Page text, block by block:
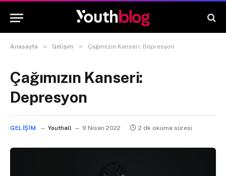
Anasayfa » Gelişim » Çağımızın Kanseri: Depresyon
Çağımızın Kanseri:
Depresyon
GELIŞIM Youthall 9 Nisan 2022 2 dk okuma süresi